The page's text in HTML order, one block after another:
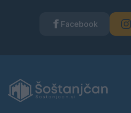
Facebook